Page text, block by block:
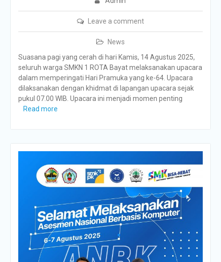
Leave a comment
News
Suasana pagi yang cerah di hari Kamis, 14 Agustus 2025,
seluruh warga SMKN 1 ROTA Bayat melaksanakan upacara
dalam memperingati Hari Pramuka yang ke-64. Upacara
dilaksanakan dengan khidmat di lapangan upacara sejak
pukul 07.00 WIB. Upacara ini menjadi momen penting
Read more